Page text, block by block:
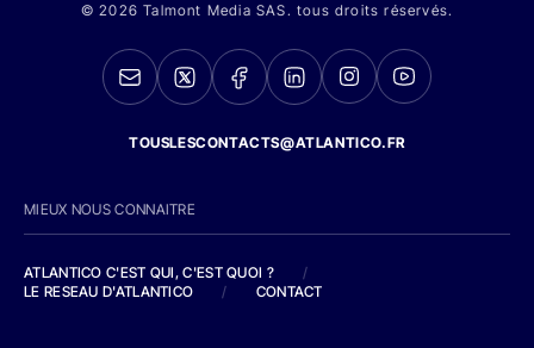
© 2026 Talmont Media SAS. tous droits réservés.
TOUSLESCONTACTS@ATLANTICO.FR
MIEUX NOUS CONNAITRE
ATLANTICO C'EST QUI, C'EST QUOI ?
/
LE RESEAU D'ATLANTICO
/ CONTACT